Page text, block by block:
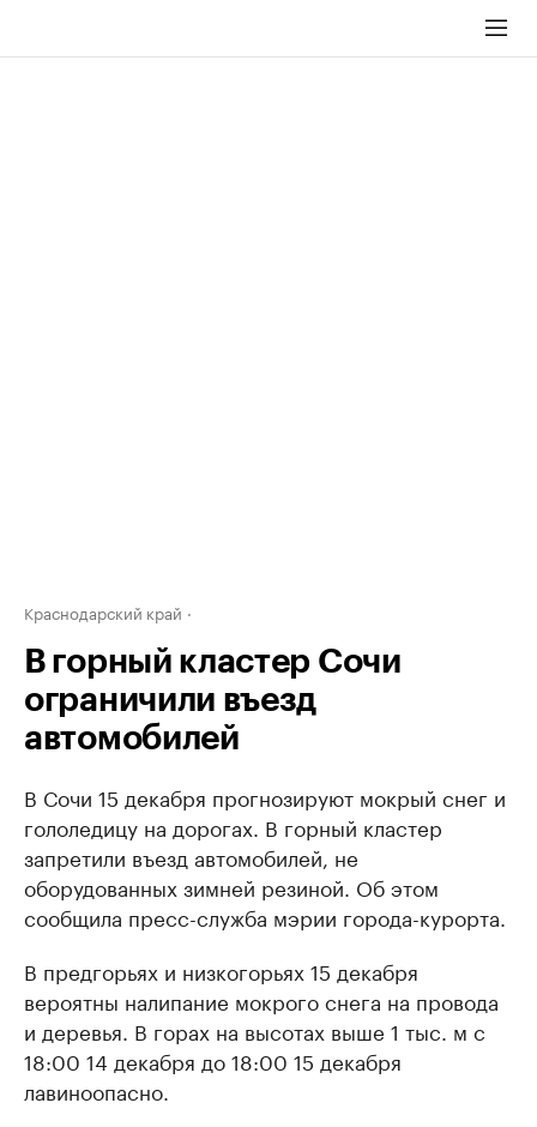
Краснодарский край
В горный кластер Сочи
ограничили въезд
автомобилей
В Сочи 15 декабря прогнозируют мокрый снег и
гололедицу на дорогах. В горный кластер
запретили въезд автомобилей, не
оборудованных зимней резиной. Об этом
сообщила пресс-служба мэрии города-курорта.
В предгорьях и низкогорьях 15 декабря
вероятны налипание мокрого снега на провода
и деревья. В горах на высотах выше 1 тыс. м с
18:00 14 декабря до 18:00 15 декабря
лавиноопасно.